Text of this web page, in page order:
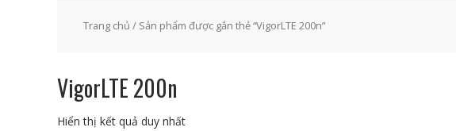
Trang chủ / Sản phẩm được gắn thẻ “VigorLTE 200n”
VigorLTE 200n
Hiển thị kết quả duy nhất